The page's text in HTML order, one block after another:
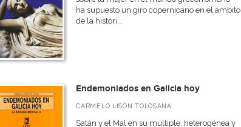
ha supuesto un giro copernicano en el ámbito
de la histori...
Endemoniados en Galicia hoy
CARMELO LISÓN TOLOSANA
Satán y el Mal en su múltiple, heterogénea y